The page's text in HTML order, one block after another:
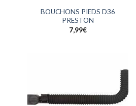
BOUCHONS PIEDS D36
PRESTON
7,99€